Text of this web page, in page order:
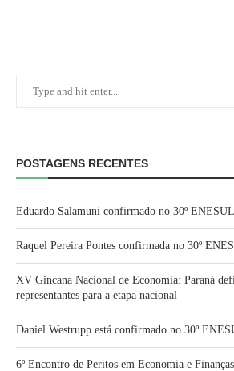
POSTAGENS RECENTES
Eduardo Salamuni confirmado no 30º ENESUL
Raquel Pereira Pontes confirmada no 30º
XV Gincana Nacional de Economia: Paraná
representantes para a etapa nacional
Daniel Westrupp está confirmado no 30º
6º Encontro de Peritos em Economia e